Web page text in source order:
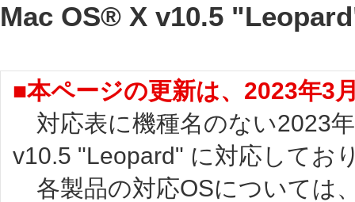
Mac OS® X v10.5
■本ページの更新は、2023年3
対応表に機種名のない2023
v10.5 "Leopard" に対応してお
各製品の対応OSについては